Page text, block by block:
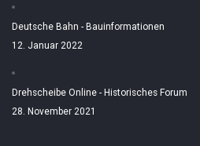
Deutsche Bahn - Bauinformationen
12. Januar 2022
Drehscheibe Online - Historisches Forum
28. November 2021